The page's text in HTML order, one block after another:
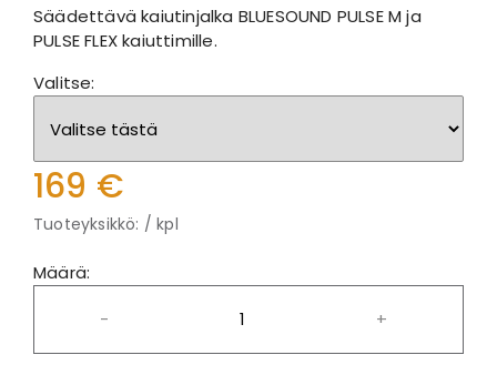
Säädettävä kaiutinjalka BLUESOUND PULSE M ja
PULSE FLEX kaiuttimille.
Valitse:
169 €
Tuoteyksikkö: / kpl
Määrä:
-
+